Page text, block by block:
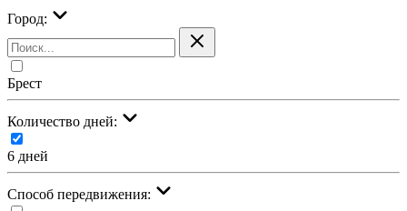
Город:
Брест
Количество дней:
6 дней
Cпособ передвижения: